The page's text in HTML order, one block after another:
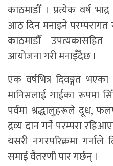
काठमाडौँ । प्रत्येक वर्ष
आठ दिन मनाइने परम्परागत
काठमाडौँ उपत्यकासहित
आयोजना गरी मनाइँदैछ ।
एक वर्षभित्र दिवङ्गत
मानिसलाई गाईका रूपमा
पर्वमा श्रद्धालुहरूले दूध,
द्रव्य दान गर्ने परम्परा
यसरी नगरपरिक्रमा
समाई वैतरणी पार गर्छन् ।